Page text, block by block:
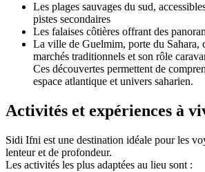
Les plages sauvages du sud,
pistes secondaires
Les falaises côtières offrant des
La ville de Guelmim, porte du Sahara,
marchés traditionnels et son rôle
Ces découvertes permettent de
espace atlantique et univers saharien.
Activités et expériences à
Sidi Ifni est une destination idéale pour les
lenteur et de profondeur.
Les activités les plus adaptées au lieu sont :